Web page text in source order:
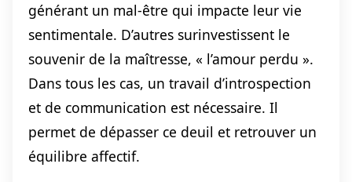
générant un mal-être qui impacte leur vie
sentimentale. D’autres surinvestissent le
souvenir de la maîtresse, « l’amour perdu ».
Dans tous les cas, un travail d’introspection
et de communication est nécessaire. Il
permet de dépasser ce deuil et retrouver un
équilibre affectif.